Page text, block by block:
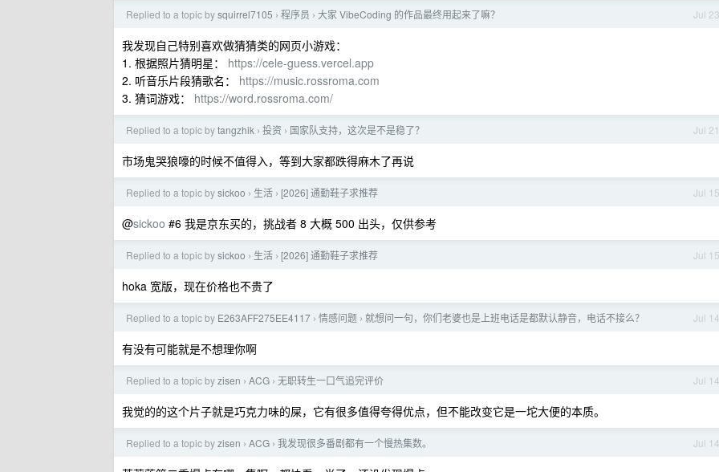
Jul 23
Replied to a topic bysquirrel7105 › 程序员 › 大家 VibeCoding 的作品最终用起来了嘛？
我发现自己特别喜欢做猜猜类的网页小游戏：
1. 根据照片猜明星： https://cele-guess.vercel.app
2. 听音乐片段猜歌名： https://music.rossroma.com
3. 猜词游戏： https://word.rossroma.com/
Jul 21
Replied to a topic bytangzhik › 投资 › 国家队支持，这次是不是稳了？
市场鬼哭狼嚎的时候不值得入，等到大家都跌得麻木了再说
Jul 15
Replied to a topic bysickoo › 生活 › [2026] 通勤鞋子求推荐
@sickoo #6 我是京东买的，挑战者 8 大概 500 出头，仅供参考
Jul 15
Replied to a topic bysickoo › 生活 › [2026] 通勤鞋子求推荐
hoka 宽版，现在价格也不贵了
Jul 14
Replied to a topic by E263AFF275EE4117 › 情感问题 › 就想问一句，你们老婆也是上班电话是都默认静音，电话不接么？
有没有可能就是不想理你啊
Jul 14
Replied to a topic byzisen › ACG › 无职转生一口气追完评价
我觉的的这个片子就是巧克力味的屎，它有很多值得夸得优点，但不能改变它是一坨大便的本质。
Jul 14
Replied to a topic byzisen › ACG › 我发现很多番剧都有一个慢热集数。